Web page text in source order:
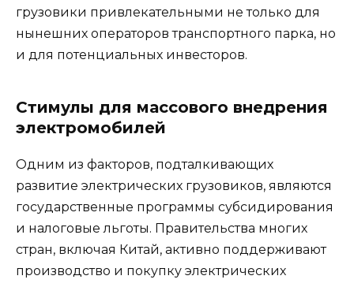
грузовики привлекательными не только для
нынешних операторов транспортного парка, но
и для потенциальных инвесторов.
Стимулы для массового внедрения
электромобилей
Одним из факторов, подталкивающих
развитие электрических грузовиков, являются
государственные программы субсидирования
и налоговые льготы. Правительства многих
стран, включая Китай, активно поддерживают
производство и покупку электрических